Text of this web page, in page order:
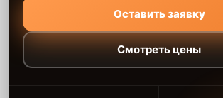
Оставить заявку
Смотреть цены